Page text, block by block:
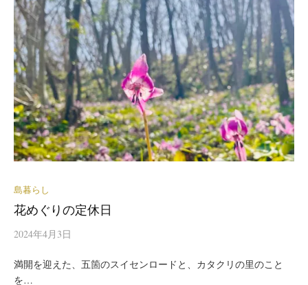
島暮らし
花めぐりの定休日
2024年4月3日
満開を迎えた、五箇のスイセンロードと、カタクリの里のこと
を…